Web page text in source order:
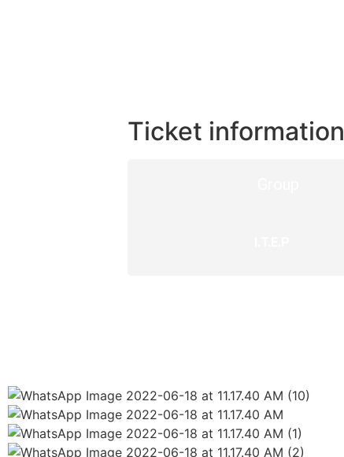
Ticket information